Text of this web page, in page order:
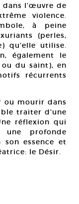
l’œuvre de
violence.
à peine
(perles,
qu’elle utilise.
également le
du saint), en
récurrents
ou mourir dans
traiter d’une
réflexion qui
une profonde
son essence et
le Désir.